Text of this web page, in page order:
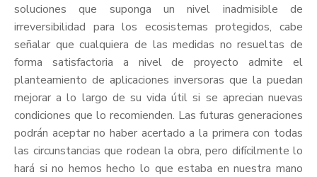
soluciones que suponga un nivel inadmisible de
irreversibilidad para los ecosistemas protegidos, cabe
señalar que cualquiera de las medidas no resueltas de
forma satisfactoria a nivel de proyecto admite el
planteamiento de aplicaciones inversoras que la puedan
mejorar a lo largo de su vida útil si se aprecian nuevas
condiciones que lo recomienden. Las futuras generaciones
podrán aceptar no haber acertado a la primera con todas
las circunstancias que rodean la obra, pero difícilmente lo
hará si no hemos hecho lo que estaba en nuestra mano